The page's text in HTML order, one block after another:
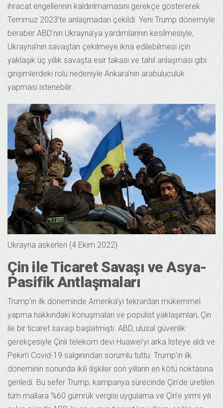
ihracat engellerinin kaldırılmamasını gerekçe göstererek
Temmuz 2023’te anlaşmadan çekildi. Yeni Trump dönemiyle
beraber ABD’nin Ukrayna’ya yardımlarının kesilmesiyle,
Ukrayna’nın savaştan çekilmeye ikna edilebilmesi için
yaklaşık üç yıllık savaşta esir takası ve tahıl anlaşması gibi
girişimlerdeki rolü nedeniyle Ankara’nın arabuluculuk
yapması istenebilir.
Ukrayna askerleri (4 Ekim 2022)
Çin ile Ticaret Savaşı ve Asya-
Pasifik Antlaşmaları
Trump’ın ilk döneminde Amerika’yı tekrardan mükemmel
yapma hakkındaki konuşmaları ve popülist yaklaşımları, Çin
ile bir ticaret savaşı başlatmıştı. ABD, ulusal güvenlik
gerekçesiyle Çinli telekom devi Huawei’yi arka listeye aldı ve
Pekin’i Covid-19 salgınından sorumlu tuttu. Trump’ın ilk
döneminin sonunda ikili ilişkiler son yılların en kötü noktasına
geriledi. Bu sefer Trump, kampanya sürecinde Çin’de üretilen
tüm mallara %60 gümrük vergisi uygulama ve Çin’e yirmi yılı